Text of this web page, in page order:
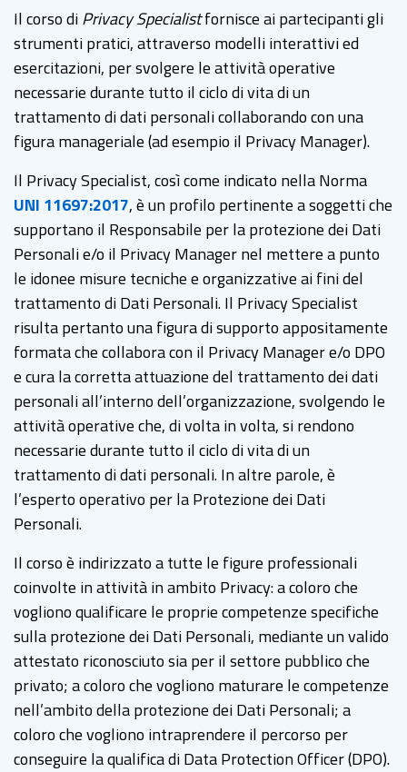
Il corso diPrivacy Specialistfornisce ai partecipanti gli
strumenti pratici, attraverso modelli interattivi ed
esercitazioni, per svolgere le attività operative
necessarie durante tutto il ciclo di vita di un
trattamento di dati personali collaborando con una
figura manageriale (ad esempio il Privacy Manager).
Il Privacy Specialist, così come indicato nella Norma
UNI 11697:2017, è un profilo pertinente a soggetti che
supportano il Responsabile per la protezione dei Dati
Personali e/o il Privacy Manager nel mettere a punto
le idonee misure tecniche e organizzative ai fini del
trattamento di Dati Personali. Il Privacy Specialist
risulta pertanto una figura di supporto appositamente
formata che collabora con il Privacy Manager e/o DPO
e cura la corretta attuazione del trattamento dei dati
personali all’interno dell’organizzazione, svolgendo le
attività operative che, di volta in volta, si rendono
necessarie durante tutto il ciclo di vita di un
trattamento di dati personali. In altre parole, è
l’esperto operativo per la Protezione dei Dati
Personali.
Il corso è indirizzato a tutte le figure professionali
coinvolte in attività in ambito Privacy: a coloro che
vogliono qualificare le proprie competenze specifiche
sulla protezione dei Dati Personali, mediante un valido
attestato riconosciuto sia per il settore pubblico che
privato; a coloro che vogliono maturare le competenze
nell’ambito della protezione dei Dati Personali; a
coloro che vogliono intraprendere il percorso per
conseguire la qualifica di Data Protection Officer (DPO).